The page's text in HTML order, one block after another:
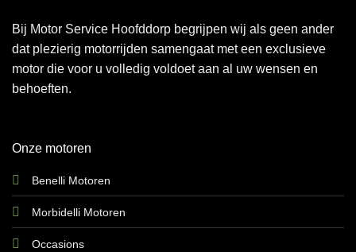
Bij Motor Service Hoofddorp begrijpen wij als geen ander
dat plezierig motorrijden samengaat met een exclusieve
motor die voor u volledig voldoet aan al uw wensen en
behoeften.
Onze motoren
Benelli Motoren
Morbidelli Motoren
Occasions